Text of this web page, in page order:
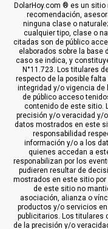
DolarHoy.com ® es un sitio
recomendación,
ninguna clase o
cualquier tipo, clase o
citadas son de público
elaborados sobre la base
caso se indica, y
N°11.723. Los titulares
respecto de la posible
integridad y/o vigencia
de público acceso
contenido de este sitio.
precisión y/o veracidad y/
datos mostrados en este
responsabilidad
información y/o a los
quienes accedan a
responabilizan por los
pudieren resultar de
mostrados en este sitio
de este sitio no
asociación, alianza o
productos y/o servicios
publicitarios. Los titulares
de la precisión y/o